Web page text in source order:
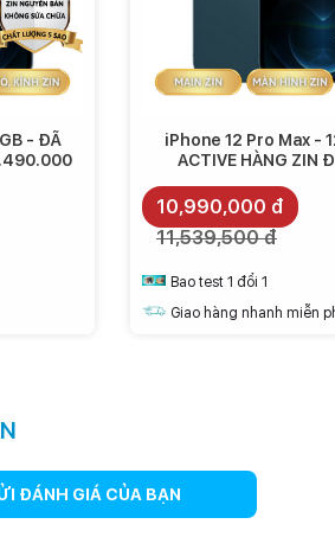
ở phần mặt kính của iPhone 12 Pro
làm tăng sự quyến rũ, đẳng cấp cho
- ĐÃ
iPhone 12 Pro Max -
ACTIVE HÀNG ZIN
10,990,000 đ
11,539,500 đ
Bao test 1 đổi 1
Giao hàng nhanh miễn
ĐÁNH GIÁ CỦA BẠN